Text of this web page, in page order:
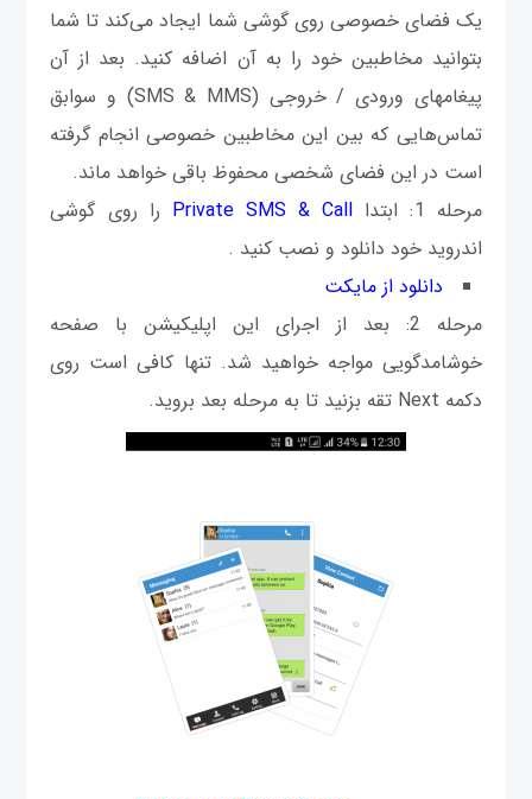
یک فضای خصوصی روی گوشی شما ایجاد می‌کند تا شما
بتوانید مخاطبین خود را به آن اضافه کنید. بعد از آن
پیغامها‌ی ورودی / خروجی (SMS & MMS) و سوابق
تماس‌هایی که بین این مخاطبین خصوصی انجام گرفته
است در این فضای شخصی محفوظ باقی خواهد ماند.
مرحله 1: ابتدا
Private SMS & Call را روی گوشی
اندروید خود دانلود و نصب کنید .
دانلود از مایکت
مرحله 2: بعد از اجرای این اپلیکیشن با صفحه
خوشامدگويی مواجه خواهید شد. تنها کافی است روی
دکمه Next تقه بزنید تا به مرحله بعد برويد.